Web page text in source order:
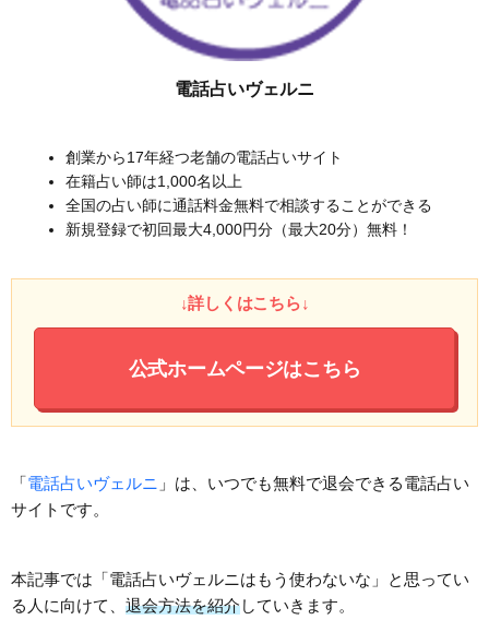
電話占いヴェルニ
創業から17年経つ老舗の電話占いサイト
在籍占い師は1,000名以上
全国の占い師に通話料金無料で相談することができる
新規登録で初回最大4,000円分（最大20分）無料！
↓詳しくはこちら↓
公式ホームページはこちら
「電話占いヴェルニ 」は、いつでも無料で退会できる電話占い
サイトです。
本記事では「電話占いヴェルニはもう使わないな」と思ってい
る人に向けて、 退会方法を紹介していきます。